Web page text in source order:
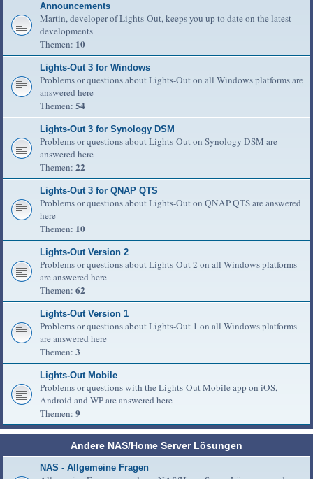
Announcements
Martin, developer of Lights-Out, keeps you up to date on the latest
developments
Themen: 10
Lights-Out 3 for Windows
Problems or questions about Lights-Out on all Windows platforms are
answered here
Themen: 54
Lights-Out 3 for Synology DSM
Problems or questions about Lights-Out on Synology DSM are
answered here
Themen: 22
Lights-Out 3 for QNAP QTS
Problems or questions about Lights-Out on QNAP QTS are answered
here
Themen: 10
Lights-Out Version 2
Problems or questions about Lights-Out 2 on all Windows platforms
are answered here
Themen: 62
Lights-Out Version 1
Problems or questions about Lights-Out 1 on all Windows platforms
are answered here
Themen: 3
Lights-Out Mobile
Problems or questions with the Lights-Out Mobile app on iOS,
Android and WP are answered here
Themen: 9
Andere NAS/Home Server Lösungen
NAS - Allgemeine Fragen